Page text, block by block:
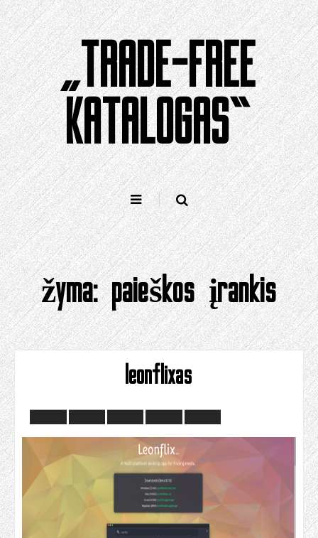
Pereiti
prie
turinio
„TRADE-FREE
KATALOGAS“
žyma:paieškos įrankis
leonflixas